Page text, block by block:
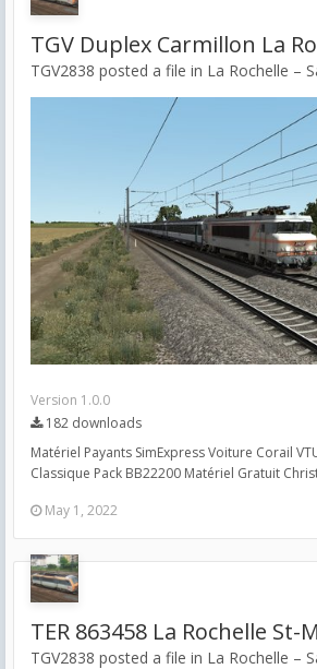
TGV Duplex Carmillon La
TGV2838 posted a file in La Rochelle –
Version 1.0.0
182 downloads
Matériel Payants SimExpress Voiture Corail
Classique Pack BB22200 Matériel Gratuit
May 1, 2022
TER 863458 La Rochelle St-
TGV2838 posted a file in La Rochelle –